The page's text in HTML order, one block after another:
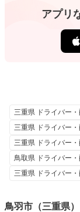
アプリ
三重県 ドライバー
三重県 ドライバー
三重県 ドライバー
鳥取県 ドライバー
三重県 ドライバー
鳥羽市（三重県